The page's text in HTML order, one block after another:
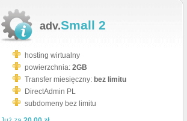
adv.Small 2
hosting wirtualny
powierzchnia: 2GB
Transfer miesięczny: bez limitu
DirectAdmin PL
subdomeny bez limitu